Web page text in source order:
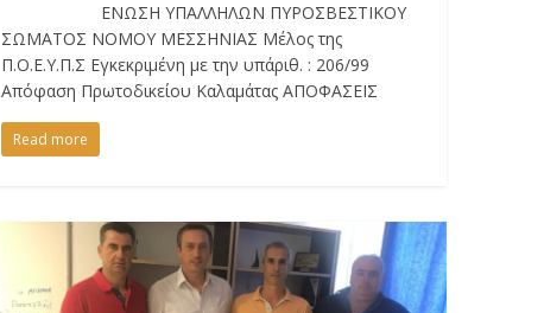
ΕΝΩΣΗ ΥΠΑΛΛΗΛΩΝ ΠΥΡΟΣΒΕΣΤΙΚΟΥ
ΣΩΜΑΤΟΣ ΝΟΜΟΥ ΜΕΣΣΗΝΙΑΣ Μέλος της
Π.Ο.Ε.Υ.Π.Σ Εγκεκριμένη με την υπ΄αριθ. : 206/99
Απόφαση Πρωτοδικείου Καλαμάτας ΑΠΟΦΑΣΕΙΣ
Read more